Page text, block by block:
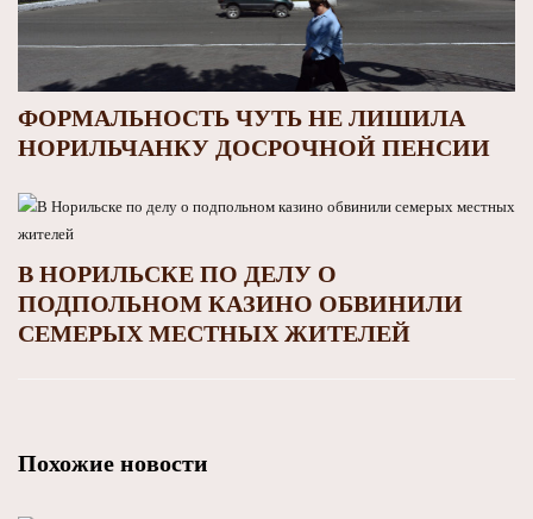
ФОРМАЛЬНОСТЬ ЧУТЬ НЕ ЛИШИЛА
НОРИЛЬЧАНКУ ДОСРОЧНОЙ ПЕНСИИ
В НОРИЛЬСКЕ ПО ДЕЛУ О
ПОДПОЛЬНОМ КАЗИНО ОБВИНИЛИ
СЕМЕРЫХ МЕСТНЫХ ЖИТЕЛЕЙ
Похожие новости